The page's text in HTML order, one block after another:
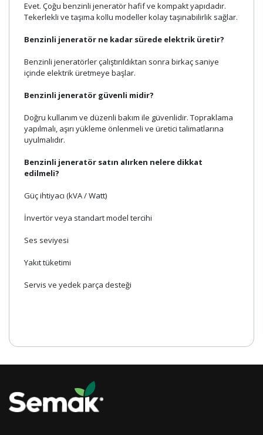
Evet. Çoğu benzinli jeneratör hafif ve kompakt yapıdadır.
Tekerlekli ve taşıma kollu modeller kolay taşınabilirlik sağlar.
Benzinli jeneratör ne kadar sürede elektrik üretir?
Benzinli jeneratörler çalıştırıldıktan sonra birkaç saniye
içinde elektrik üretmeye başlar.
Benzinli jeneratör güvenli midir?
Doğru kullanım ve düzenli bakım ile güvenlidir. Topraklama
yapılmalı, aşırı yükleme önlenmeli ve üretici talimatlarına
uyulmalıdır.
Benzinli jeneratör satın alırken nelere dikkat
edilmeli?
Güç ihtiyacı (kVA / Watt)
İnvertör veya standart model tercihi
Ses seviyesi
Yakıt tüketimi
Servis ve yedek parça desteği